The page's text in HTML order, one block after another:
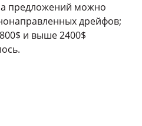
предложений можно
дрейфов;
и выше 2400$